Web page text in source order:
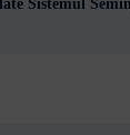
Sistemul